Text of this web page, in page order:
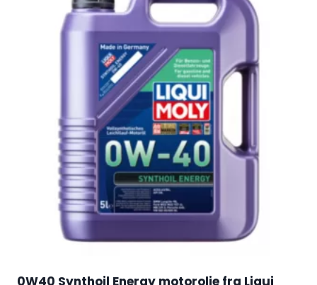
0W40 Synthoil Energy motorolie fra Liqui